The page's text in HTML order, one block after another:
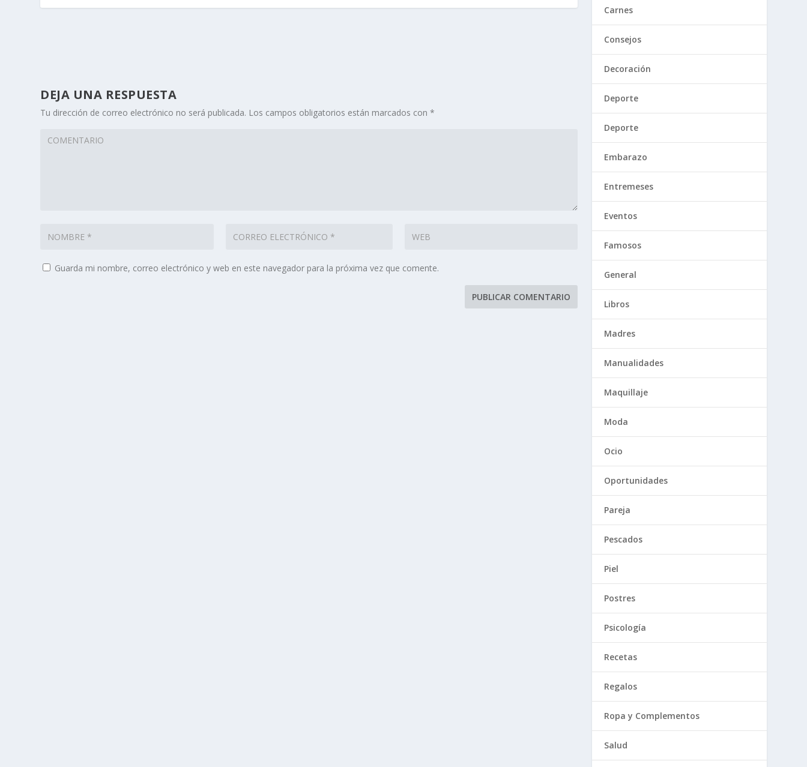
DEJA UNA RESPUESTA
Tu dirección de correo electrónico no será publicada. Los campos obligatorios están marcados con*
Guarda mi nombre, correo electrónico y web en este navegador para la próxima vez que comente.
Carnes
Consejos
Decoración
Deporte
Deporte
Embarazo
Entremeses
Eventos
Famosos
General
Libros
Madres
Manualidades
Maquillaje
Moda
Ocio
Oportunidades
Pareja
Pescados
Piel
Postres
Psicología
Recetas
Regalos
Ropa y Complementos
Salud